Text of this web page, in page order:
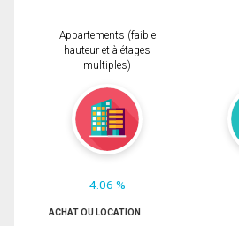
Appartements (faible
hauteur et à étages
multiples)
4.06 %
ACHAT OU LOCATION